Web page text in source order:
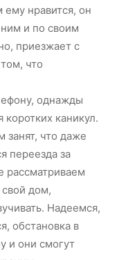
ему нравится, он
и по своим
приезжает с
что
однажды
каникул.
занят, что даже
переезда за
рассматриваем
свой дом,
Надеемся,
обстановка в
и они смогут